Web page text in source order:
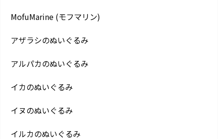
MofuMarine (モフマリン)
アザラシのぬいぐるみ
アルパカのぬいぐるみ
イカのぬいぐるみ
イヌのぬいぐるみ
イルカのぬいぐるみ